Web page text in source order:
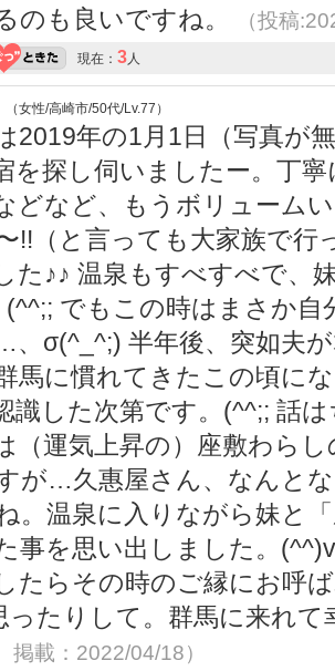
のも良いですね。
（投稿
現在： 3 人
女性/高崎市/50代/Lv.77）
2019年の1月1日（写真が
を探し伺いましたー。丁
どなど、もうボリューム
!!（と言っても大家族で行
た♪♪ 温泉もすべすべで、
でもこの時はまさか自
σ(^_^;) 半年後、突如夫
馬に慣れてきたこの頃に
識した次第です。(^^;; 話
（運気上昇の）座敷わら
が…久惠屋さん、なんと
。温泉に入りながら妹と
事を思い出しました。
たらその時のご縁にお呼
ったりして。群馬に来れ
載：2022/04/18）